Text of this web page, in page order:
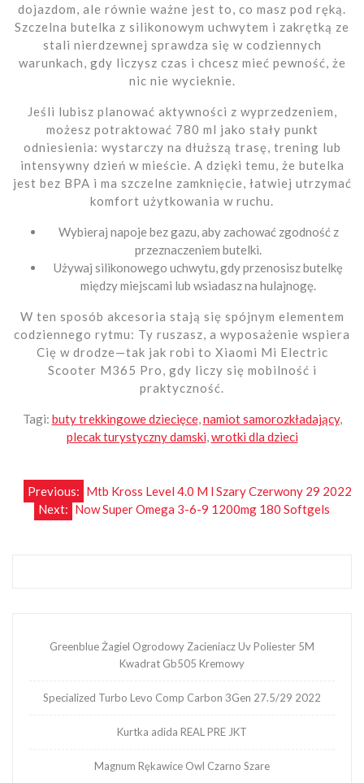
dojazdom, ale równie ważne jest to, co masz pod ręką.
Szczelna butelka z silikonowym uchwytem i zakrętką ze
stali nierdzewnej sprawdza się w codziennych
warunkach, gdy liczysz czas i chcesz mieć pewność, że
nic nie wycieknie.
Jeśli lubisz planować aktywności z wyprzedzeniem,
możesz potraktować 780 ml jako stały punkt
odniesienia: wystarczy na dłuższą trasę, trening lub
intensywny dzień w mieście. A dzięki temu, że butelka
jest bez BPA i ma szczelne zamknięcie, łatwiej utrzymać
komfort użytkowania w ruchu.
Wybieraj napoje bez gazu, aby zachować zgodność z
przeznaczeniem butelki.
Używaj silikonowego uchwytu, gdy przenosisz butelkę
między miejscami lub wsiadasz na hulajnogę.
W ten sposób akcesoria stają się spójnym elementem
codziennego rytmu: Ty ruszasz, a wyposażenie wspiera
Cię w drodze—tak jak robi to Xiaomi Mi Electric
Scooter M365 Pro, gdy liczy się mobilność i
praktyczność.
Tagi: buty trekkingowe dziecięce,namiot samorozkładający,
plecak turystyczny damski,wrotki dla dzieci
Nawigacja
wpisu
Previous: Mtb Kross Level 4.0 M l Szary Czerwony 29 2022
Next: Now Super Omega 3-6-9 1200mg 180 Softgels
Greenblue Żagiel Ogrodowy Zacieniacz Uv Poliester 5M
Kwadrat Gb505 Kremowy
Specialized Turbo Levo Comp Carbon 3Gen 27.5/29 2022
Kurtka adida REAL PRE JKT
Magnum Rękawice Owl Czarno Szare